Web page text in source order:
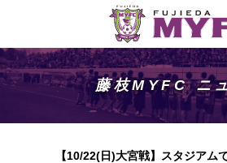
藤枝MYFC ニ
【10/22(日)大宮戦】スタジアム